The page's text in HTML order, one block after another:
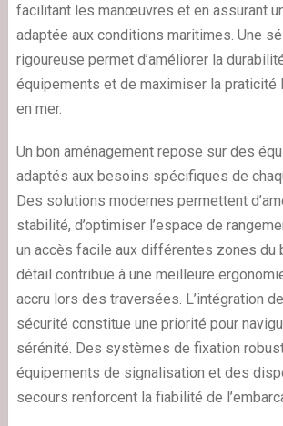
facilitant les manœuvres et en assurant
adaptée aux conditions maritimes. Une
rigoureuse permet d’améliorer la
équipements et de maximiser la
en mer.
Un bon aménagement repose sur des
adaptés aux besoins spécifiques de
Des solutions modernes permettent
stabilité, d’optimiser l’espace de
un accès facile aux différentes zones du
détail contribue à une meilleure
accru lors des traversées. L’intégration
sécurité constitue une priorité pour
sérénité. Des systèmes de fixation
équipements de signalisation et des
secours renforcent la fiabilité de